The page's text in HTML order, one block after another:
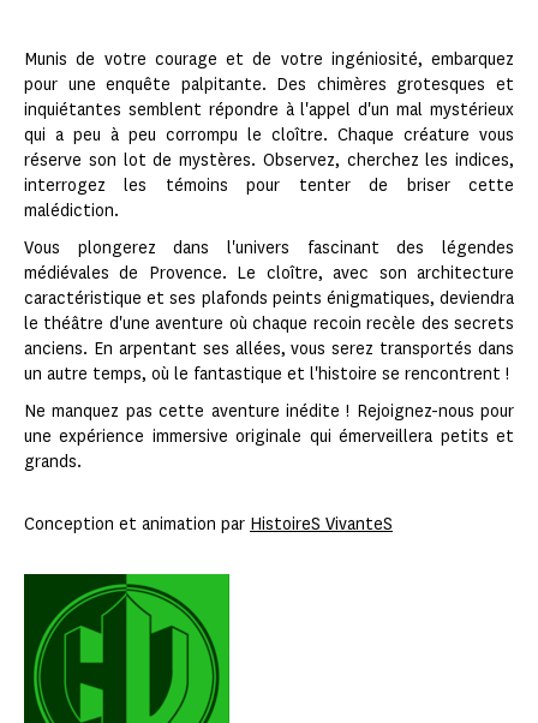
Munis de votre courage et de votre ingéniosité, embarquez
pour une enquête palpitante. Des chimères grotesques et
inquiétantes semblent répondre à l'appel d'un mal mystérieux
qui a peu à peu corrompu le cloître. Chaque créature vous
réserve son lot de mystères. Observez, cherchez les indices,
interrogez les témoins pour tenter de briser cette
malédiction.
Vous plongerez dans l'univers fascinant des légendes
médiévales de Provence. Le cloître, avec son architecture
caractéristique et ses plafonds peints énigmatiques, deviendra
le théâtre d'une aventure où chaque recoin recèle des secrets
anciens. En arpentant ses allées, vous serez transportés dans
un autre temps, où le fantastique et l'histoire se rencontrent !
Ne manquez pas cette aventure inédite ! Rejoignez-nous pour
une expérience immersive originale qui émerveillera petits et
grands.
Conception et animation par HistoireS VivanteS